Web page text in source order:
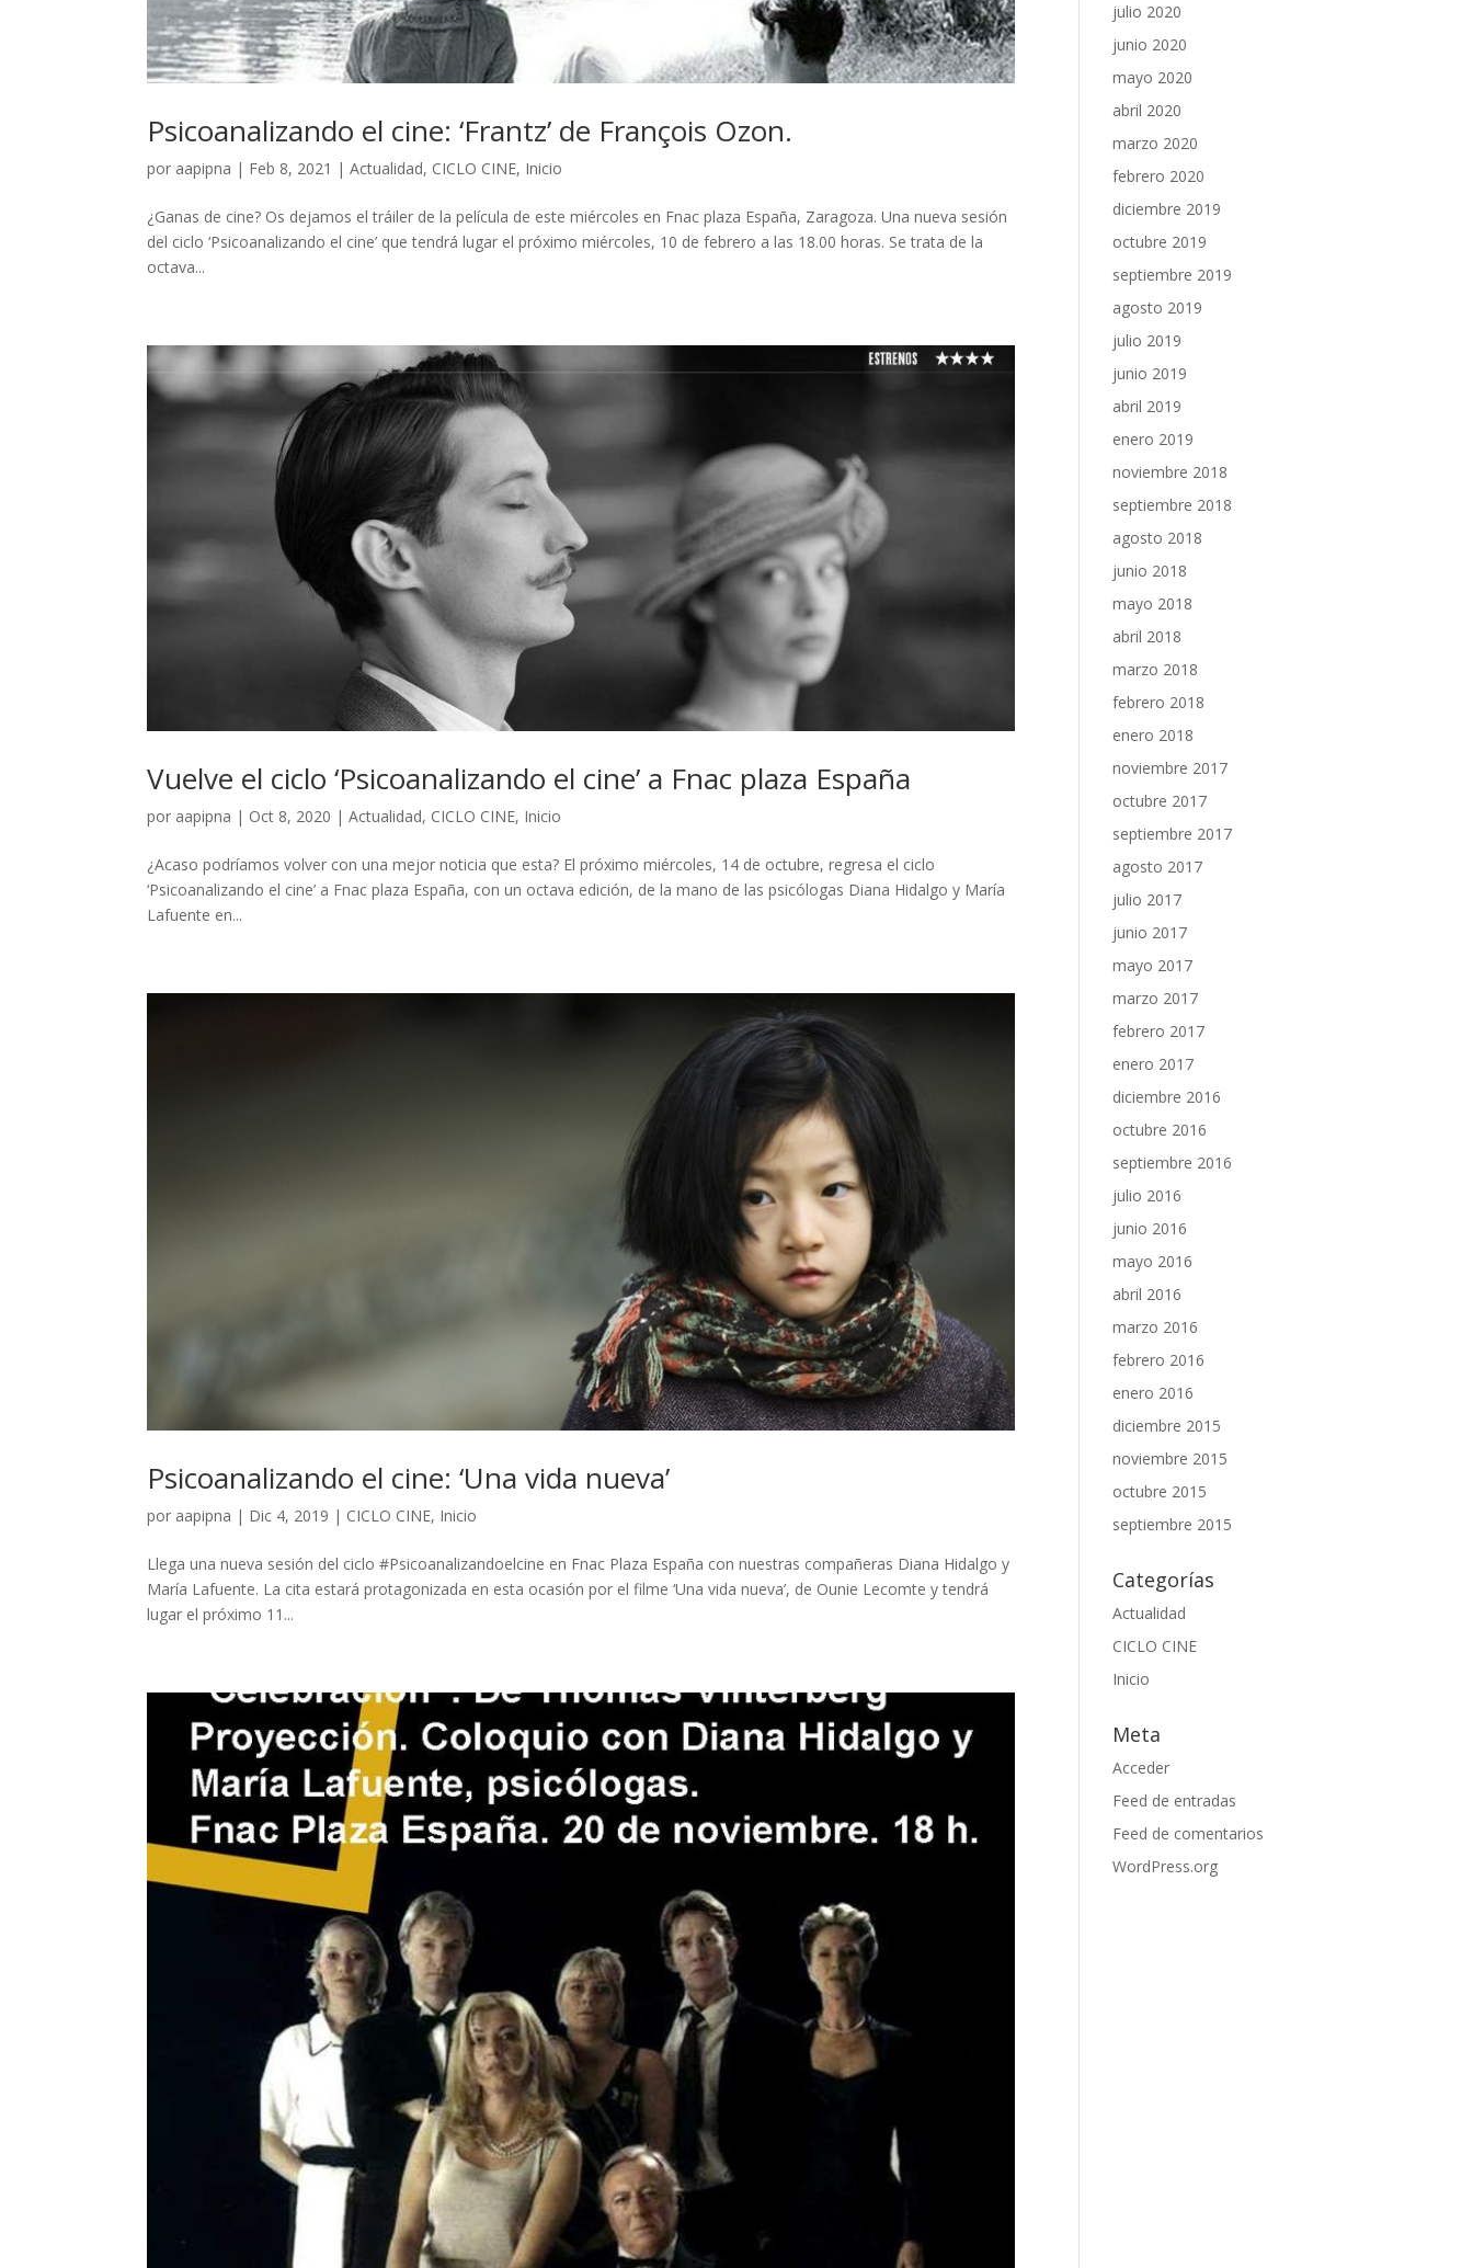
Psicoanalizando el cine: ‘Frantz’ de François Ozon.
por aapipna | Feb 8, 2021 |Actualidad, CICLO CINE, Inicio
¿Ganas de cine? Os dejamos el tráiler de la película de este miércoles en Fnac plaza España, Zaragoza. Una nueva sesión
del ciclo ‘Psicoanalizando el cine’ que tendrá lugar el próximo miércoles, 10 de febrero a las 18.00 horas. Se trata de la
octava...
Vuelve el ciclo ‘Psicoanalizando el cine’ a Fnac plaza España
por aapipna | Oct 8, 2020 |Actualidad, CICLO CINE, Inicio
¿Acaso podríamos volver con una mejor noticia que esta? El próximo miércoles, 14 de octubre, regresa el ciclo
‘Psicoanalizando el cine’ a Fnac plaza España, con un octava edición, de la mano de las psicólogas Diana Hidalgo y María
Lafuente en...
Psicoanalizando el cine: ‘Una vida nueva’
por aapipna | Dic 4, 2019 | CICLO CINE, Inicio
Llega una nueva sesión del ciclo #Psicoanalizandoelcine en Fnac Plaza España con nuestras compañeras Diana Hidalgo y
María Lafuente. La cita estará protagonizada en esta ocasión por el filme ‘Una vida nueva’, de Ounie Lecomte y tendrá
lugar el próximo 11...
julio 2020
junio 2020
mayo 2020
abril 2020
marzo 2020
febrero 2020
diciembre 2019
octubre 2019
septiembre 2019
agosto 2019
julio 2019
junio 2019
abril 2019
enero 2019
noviembre 2018
septiembre 2018
agosto 2018
junio 2018
mayo 2018
abril 2018
marzo 2018
febrero 2018
enero 2018
noviembre 2017
octubre 2017
septiembre 2017
agosto 2017
julio 2017
junio 2017
mayo 2017
marzo 2017
febrero 2017
enero 2017
diciembre 2016
octubre 2016
septiembre 2016
julio 2016
junio 2016
mayo 2016
abril 2016
marzo 2016
febrero 2016
enero 2016
diciembre 2015
noviembre 2015
octubre 2015
septiembre 2015
Categorías
Actualidad
CICLO CINE
Inicio
Meta
Acceder
Feed de entradas
Feed de comentarios
WordPress.org